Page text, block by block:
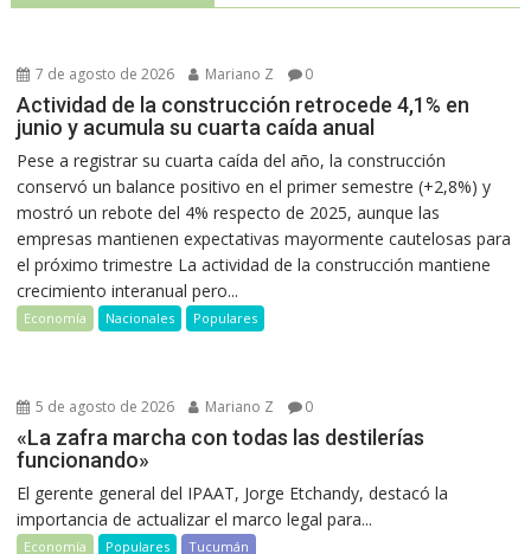
7 de agosto de 2026 Mariano Z 0
Actividad de la construcción retrocede 4,1% en
junio y acumula su cuarta caída anual
Pese a registrar su cuarta caída del año, la construcción
conservó un balance positivo en el primer semestre (+2,8%) y
mostró un rebote del 4% respecto de 2025, aunque las
empresas mantienen expectativas mayormente cautelosas para
el próximo trimestre La actividad de la construcción mantiene
crecimiento interanual pero...
Economía Nacionales Populares
5 de agosto de 2026 Mariano Z 0
«La zafra marcha con todas las destilerías
funcionando»
El gerente general del IPAAT, Jorge Etchandy, destacó la
importancia de actualizar el marco legal para...
Economía Populares Tucumán